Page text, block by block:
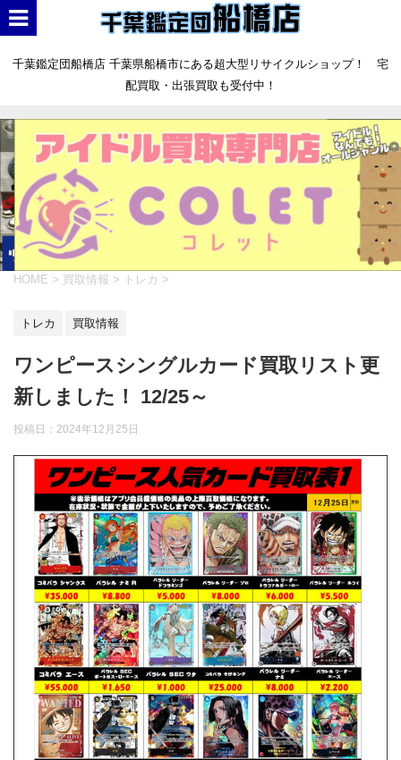
千葉鑑定団船橋店 千葉県船橋市にある超大型リサイクルショップ！ 宅
配買取・出張買取も受付中！
HOME > 買取情報 > トレカ >
トレカ 買取情報
ワンピースシングルカード買取リスト更
新しました！ 12/25～
投稿日： 2024年12月25日